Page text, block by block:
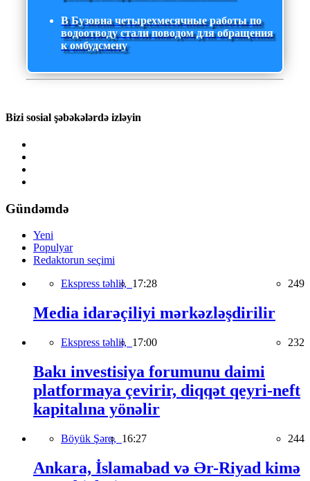
В Бузовна четырехмесячные работы по
водоотводу стали поводом для обращения
к омбудсмену
Bizi sosial şəbəkələrdə izləyin
Gündəmdə
Yeni
Populyar
Redaktorun seçimi
Ekspress təhlil, 17:28 249
Media idarəçiliyi mərkəzləşdirilir
Ekspress təhlil, 17:00 232
Bakı investisiya forumunu daimi
platformaya çevirir, diqqət qeyri-neft
kapitalına yönəlir
Böyük Şərq, 16:27 244
Ankara, İslamabad və Ər-Riyad kimə